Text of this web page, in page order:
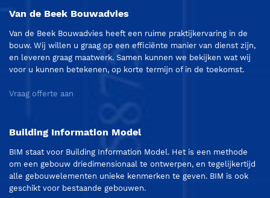
Van de Beek Bouwadvies
Van de Beek Bouwadvies heeft een ruime praktijkervaring in de
bouw. Wij willen u graag op een efficiënte manier van dienst zijn,
en leveren graag maatwerk. Samen kunnen we bekijken wat wij
voor u kunnen betekenen, op korte termijn of in de toekomst.
Vraag offerte aan
Building Information Model
BIM staat voor Building Information Model. Het is een methode
om een gebouw driedimensionaal te ontwerpen, en tegelijkertijd
alle gebouwelementen unieke kenmerken te geven. BIM is ook
geschikt voor bestaande gebouwen.